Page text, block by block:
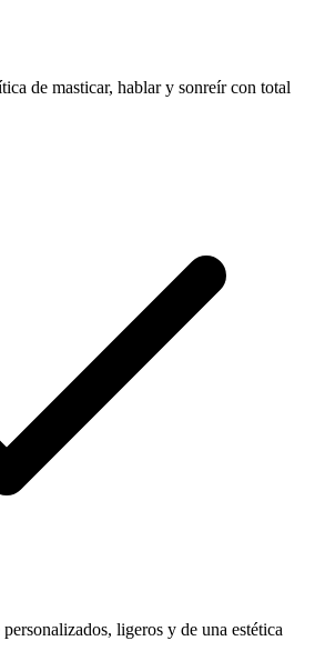
de masticar, hablar y sonreír con total
ligeros y de una estética